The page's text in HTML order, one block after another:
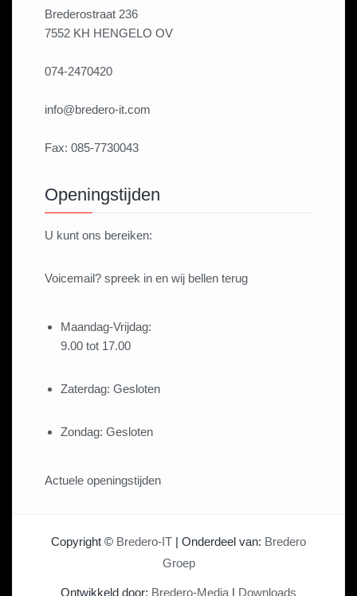
Brederostraat 236
7552 KH HENGELO OV
074-2470420
info@bredero-it.com
Fax: 085-7730043
Openingstijden
U kunt ons bereiken:
Voicemail? spreek in en wij bellen terug
Maandag-Vrijdag:
9.00 tot 17.00
Zaterdag: Gesloten
Zondag: Gesloten
Actuele openingstijden
Copyright © Bredero-IT | Onderdeel van: Bredero
Groep
Ontwikkeld door: Bredero-Media | Downloads